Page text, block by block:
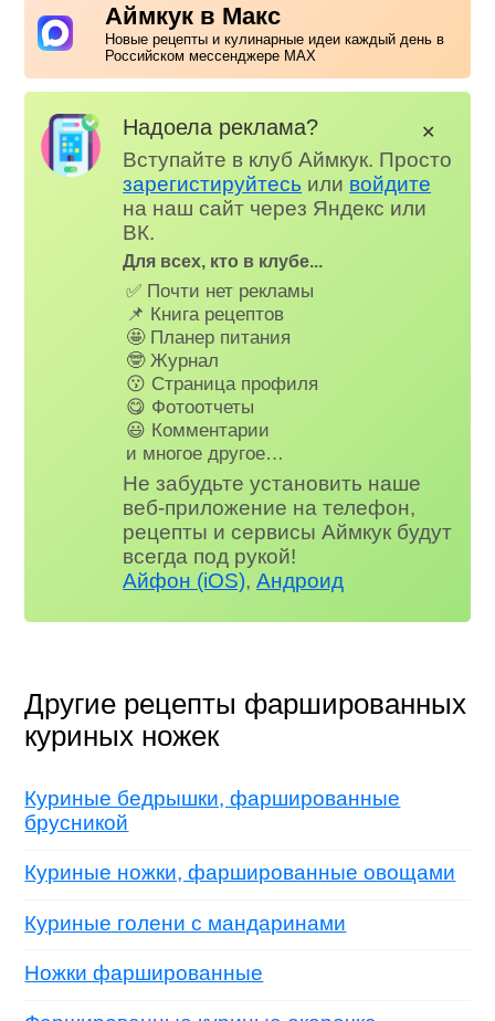
Аймкук в Макс
Новые рецепты и кулинарные идеи каждый день в
Российском мессенджере MAX
Надоела реклама?
Вступайте в клуб Аймкук. Просто
зарегистируйтесь или войдите
на наш сайт через Яндекс или
ВК.
Для всех, кто в клубе...
✅ Почти нет рекламы
📌 Книга рецептов
🤩 Планер питания
🤓 Журнал
😗 Страница профиля
😋 Фотоотчеты
😃 Комментарии
и многое другое…
Не забудьте установить наше
веб-приложение на телефон,
рецепты и сервисы Аймкук будут
всегда под рукой!
Айфон (iOS),Андроид
✕
Другие рецепты фаршированных
куриных ножек
Куриные бедрышки, фаршированные
брусникой
Куриные ножки, фаршированные овощами
Куриные голени с мандаринами
Ножки фаршированные